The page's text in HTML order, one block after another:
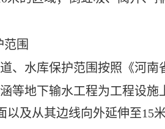
范围
、水库保护范围按照《河南
等地下输水工程为工程设
以及从其边线向外延伸至15米